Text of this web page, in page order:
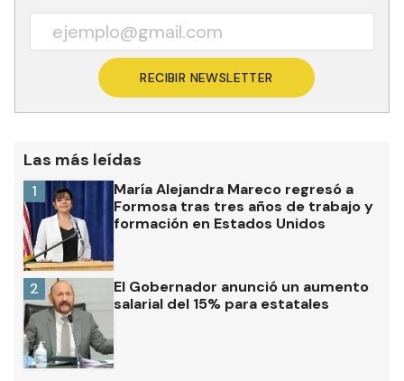
RECIBIR NEWSLETTER
Las más leídas
María Alejandra Mareco regresó a
Formosa tras tres años de trabajo y
formación en Estados Unidos
1
El Gobernador anunció un aumento
salarial del 15% para estatales
2